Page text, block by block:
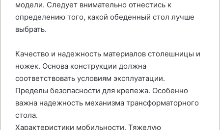
модели. Следует внимательно отнестись к
определению того, какой обеденный стол лучше
выбрать.
Качество и надежность материалов столешницы и
ножек. Основа конструкции должна
соответствовать условиям эксплуатации.
Пределы безопасности для крепежа. Особенно
важна надежность механизма трансформаторного
стола.
Характеристики мобильности. Тяжелую